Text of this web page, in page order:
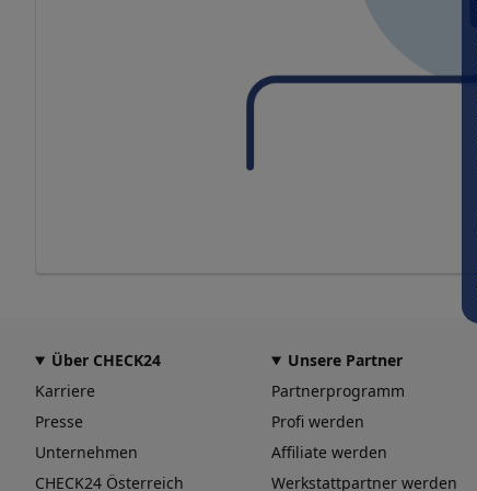
Über CHECK24
Karriere
Presse
Unternehmen
CHECK24 Österreich
Unsere Partner
Partnerprogramm
Profi werden
Affiliate werden
Werkstattpartner werden